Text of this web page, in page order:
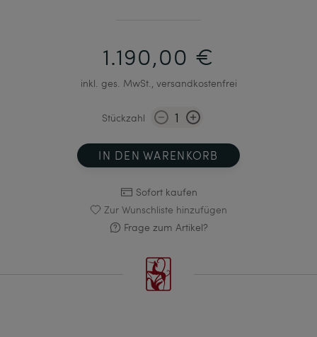
1.190,00 €
inkl. ges. MwSt., versandkostenfrei
Stückzahl
IN DEN WARENKORB
Sofort kaufen
Zur Wunschliste hinzufügen
Frage zum Artikel?